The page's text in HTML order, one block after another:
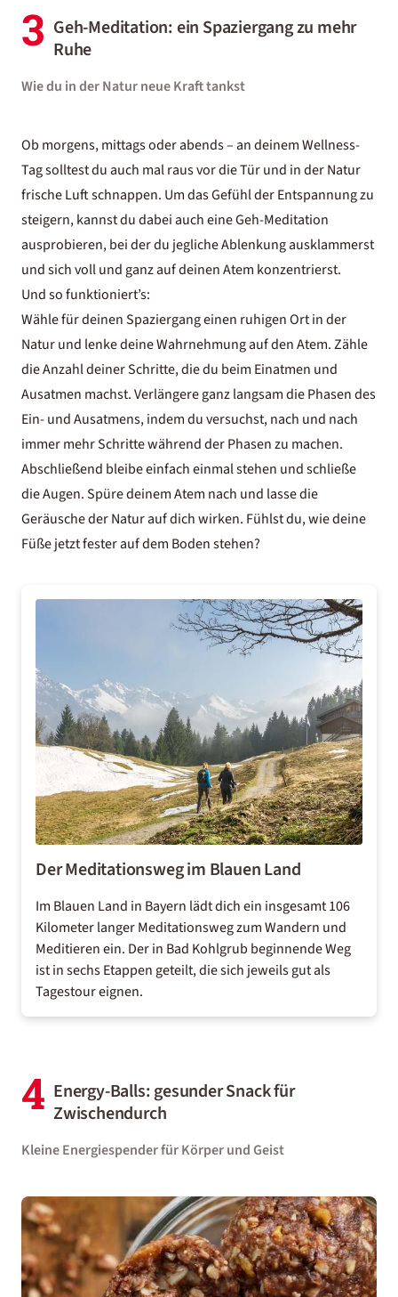
3 Geh-Meditation: ein Spaziergang zu mehr
Ruhe
Wie du in der Natur neue Kraft tankst
Ob morgens, mittags oder abends – an deinem Wellness-
Tag solltest du auch mal raus vor die Tür und in der Natur
frische Luft schnappen. Um das Gefühl der Entspannung zu
steigern, kannst du dabei auch eine Geh-Meditation
ausprobieren, bei der du jegliche Ablenkung ausklammerst
und sich voll und ganz auf deinen Atem konzentrierst.
Und so funktioniert’s:
Wähle für deinen Spaziergang einen ruhigen Ort in der
Natur und lenke deine Wahrnehmung auf den Atem. Zähle
die Anzahl deiner Schritte, die du beim Einatmen und
Ausatmen machst. Verlängere ganz langsam die Phasen des
Ein- und Ausatmens, indem du versuchst, nach und nach
immer mehr Schritte während der Phasen zu machen.
Abschließend bleibe einfach einmal stehen und schließe
die Augen. Spüre deinem Atem nach und lasse die
Geräusche der Natur auf dich wirken. Fühlst du, wie deine
Füße jetzt fester auf dem Boden stehen?
Der Meditationsweg im Blauen Land
Im Blauen Land in Bayern lädt dich ein insgesamt 106
Kilometer langer Meditationsweg zum Wandern und
Meditieren ein. Der in Bad Kohlgrub beginnende Weg
ist in sechs Etappen geteilt, die sich jeweils gut als
Tagestour eignen.
4 Energy-Balls: gesunder Snack für
Zwischendurch
Kleine Energiespender für Körper und Geist